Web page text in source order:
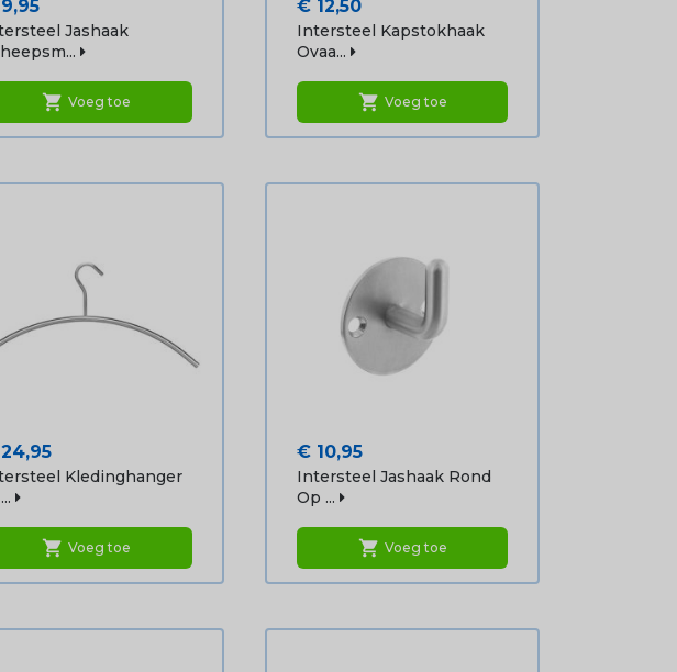
Jashaak
shopping_cart Voeg toe
Prijs
€ 12,50
Intersteel Kapstokhaak
Ovaa...
shopping_cart Voeg toe
Kledinghanger
shopping_cart Voeg toe
Prijs
€ 10,95
Intersteel Jashaak Rond
Op ...
shopping_cart Voeg toe